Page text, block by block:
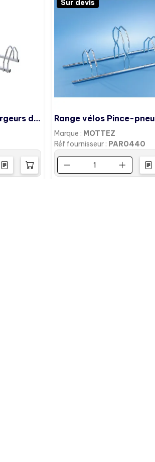
Râtelier 4 vélos - 3 largeurs de pneus
Sur devis
Range vélos Pince-pneu
Marque : MOTTEZ
Réf fournisseur : PAR0440